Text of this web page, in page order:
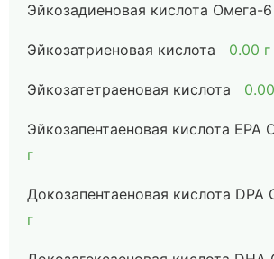
Эйкозадиеновая кислота Омега-6
Эйкозатриеновая кислота 0.00 г
Эйкозатетраеновая кислота
Эйкозапентаеновая кислота EPA
г
Докозапентаеновая кислота DPA
г